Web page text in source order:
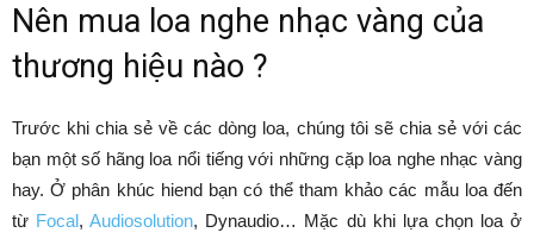
Nên mua loa nghe nhạc vàng của
thương hiệu nào ?
Trước khi chia sẻ về các dòng loa, chúng tôi sẽ chia sẻ với các
bạn một số hãng loa nổi tiếng với những cặp loa nghe nhạc vàng
hay. Ở phân khúc hiend bạn có thể tham khảo các mẫu loa đến
từ Focal,Audiosolution, Dynaudio… Mặc dù khi lựa chọn loa ở